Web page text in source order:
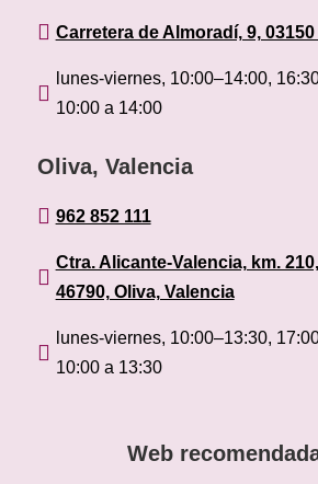
 Carretera de Almoradí, 9,

lunes-viernes, 10:00–14:00,
10:00 a 14:00
Oliva, Valencia
 962 852 111

Ctra. Alicante-Valencia, km.
46790, Oliva, Valencia

lunes-viernes, 10:00–13:30,
10:00 a 13:30
Web